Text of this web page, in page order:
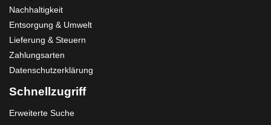
Nachhaltigkeit
Entsorgung & Umwelt
Lieferung & Steuern
Zahlungsarten
Datenschutzerklärung
Schnellzugriff
Erweiterte Suche